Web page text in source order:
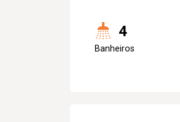
4
Banheiros